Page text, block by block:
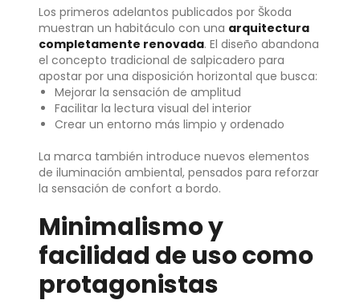
Los primeros adelantos publicados por Škoda
muestran un habitáculo con una arquitectura
completamente renovada. El diseño abandona
el concepto tradicional de salpicadero para
apostar por una disposición horizontal que busca:
Mejorar la sensación de amplitud
Facilitar la lectura visual del interior
Crear un entorno más limpio y ordenado
La marca también introduce nuevos elementos
de iluminación ambiental, pensados para reforzar
la sensación de confort a bordo.
Minimalismo y
facilidad de uso como
protagonistas